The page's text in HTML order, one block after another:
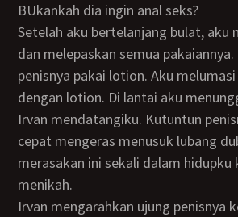
BUkankah dia ingin anal seks?
Setelah aku bertelanjang bulat, aku mendekati Irvan
dan melepaskan semua
penisnya pakai lotion. Aku
dengan lotion. Di lantai aku
Irvan mendatangiku. Kutuntun
cepat mengeras menusuk lubang
merasakan ini sekali dalam hidupku
menikah.
Irvan mengarahkan ujung penisnya ke duburku. Kedua